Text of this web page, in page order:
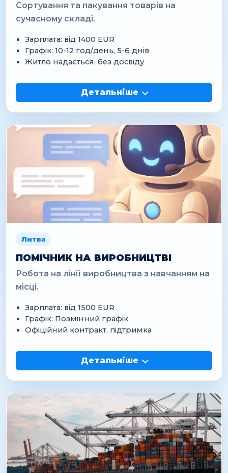
Сортування та пакування товарів на
сучасному складі.
Зарплата: від 1400 EUR
Графік: 10-12 год/день, 5-6 днів
Житло надається, без досвіду
Детальніше
Литва
ПОМІЧНИК НА ВИРОБНИЦТВІ
Робота на лінії виробництва з навчанням на
місці.
Зарплата: від 1500 EUR
Графік: Позмінний графік
Офіційний контракт, підтримка
Детальніше